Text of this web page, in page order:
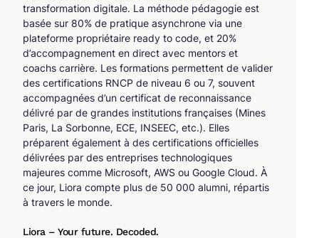
transformation digitale. La méthode pédagogie est
basée sur 80% de pratique asynchrone via une
plateforme propriétaire ready to code, et 20%
d’accompagnement en direct avec mentors et
coachs carrière. Les formations permettent de valider
des certifications RNCP de niveau 6 ou 7, souvent
accompagnées d’un certificat de reconnaissance
délivré par de grandes institutions françaises (Mines
Paris, La Sorbonne, ECE, INSEEC, etc.). Elles
préparent également à des certifications officielles
délivrées par des entreprises technologiques
majeures comme Microsoft, AWS ou Google Cloud. À
ce jour, Liora compte plus de 50 000 alumni, répartis
à travers le monde.
Liora – Your future. Decoded.